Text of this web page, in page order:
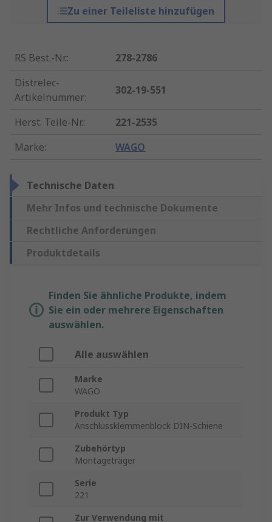
Zu einer Teileliste hinzufügen
RS Best.-Nr.:
278-2786
Distrelec-
Artikelnummer:
302-19-551
Herst. Teile-Nr.:
221-2535
Marke: WAGO
Technische Daten
Mehr Infos und technische Dokumente
Rechtliche Anforderungen
Produktdetails
Finden Sie ähnliche Produkte, indem
Sie ein oder mehrere Eigenschaften
auswählen.
Alle auswählen
Marke
WAGO
Produkt Typ
Anschlussklemmenblock DIN-Schiene
Zubehörtyp
Montageträger
Serie
221
Zur Verwendung mit